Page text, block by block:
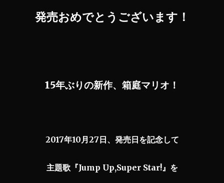
発売おめでとうございます！
15年ぶりの新作、箱庭マリオ！
2017年10月27日、発売日を記念して
主題歌『Jump Up,Super Star!』を